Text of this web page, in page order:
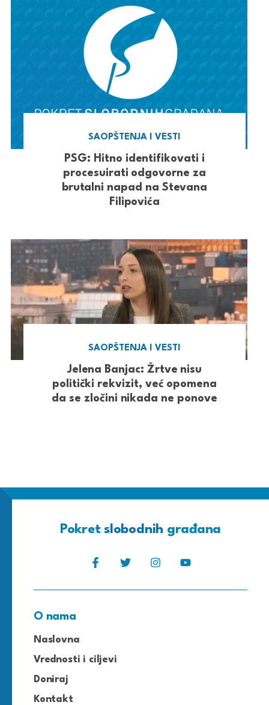
SAOPŠTENJA I VESTI
PSG: Hitno identifikovati i
procesuirati odgovorne za
brutalni napad na Stevana
Filipovića
SAOPŠTENJA I VESTI
Jelena Banjac: Žrtve nisu
politički rekvizit, već opomena
da se zločini nikada ne ponove
Pokretslobodnih građana
O nama
Naslovna
Vrednosti i ciljevi
Doniraj
Kontakt